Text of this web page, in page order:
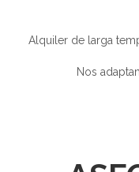
Alquiler de larga
Nos